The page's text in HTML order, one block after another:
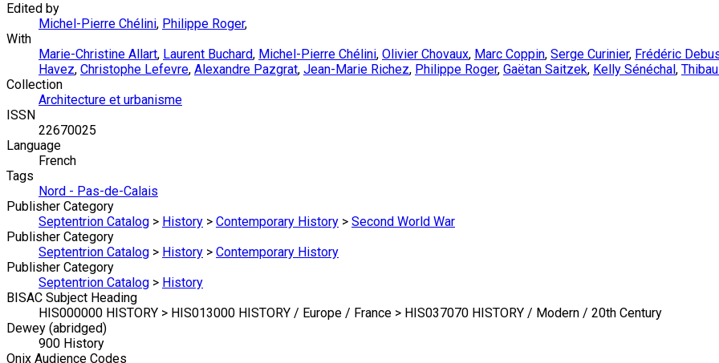
Edited by
Michel-Pierre Chélini, Philippe Roger,
With
Marie-Christine Allart, Laurent Buchard, Michel-Pierre Chélini, Olivier Chovaux, Marc Coppin, Serge Curinier, Frédéric
Havez, Christophe Lefevre, Alexandre Pazgrat, Jean-Marie Richez, Philippe Roger, Gaëtan Saitzek, Kelly Sénéchal ,
Collection
Architecture et urbanisme
ISSN
22670025
Language
French
Tags
Nord - Pas-de-Calais
Publisher Category
Septentrion Catalog > History > Contemporary History > Second World War
Publisher Category
Septentrion Catalog > History > Contemporary History
Publisher Category
Septentrion Catalog > History
BISAC Subject Heading
HIS000000 HISTORY > HIS013000 HISTORY / Europe / France > HIS037070 HISTORY / Modern / 20th Century
Dewey (abridged)
900 History
Onix Audience Codes